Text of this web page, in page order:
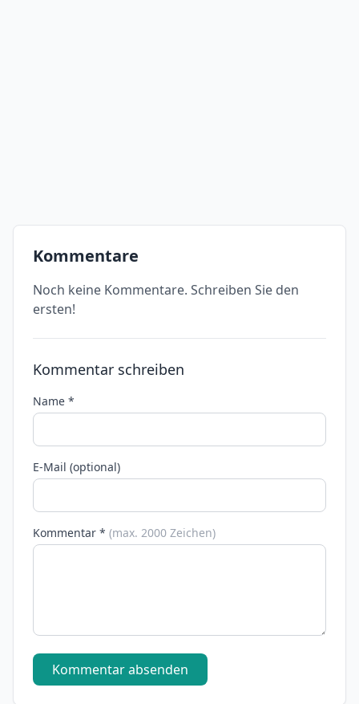
Kommentare
Noch keine Kommentare. Schreiben Sie den
ersten!
Kommentar schreiben
Name *
E-Mail (optional)
Kommentar * (max. 2000 Zeichen)
Kommentar absenden